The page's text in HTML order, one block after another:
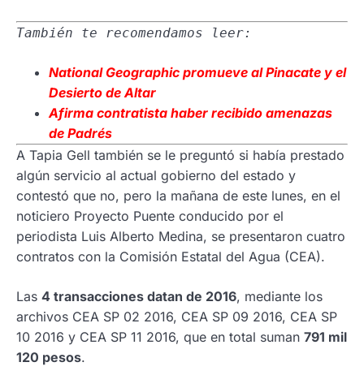
También te recomendamos leer:
National Geographic promueve al Pinacate y el
Desierto de Altar
Afirma contratista haber recibido amenazas
de Padrés
A Tapia Gell también se le preguntó si había prestado
algún servicio al actual gobierno del estado y
contestó que no, pero la mañana de este lunes, en el
noticiero Proyecto Puente conducido por el
periodista Luis Alberto Medina, se presentaron cuatro
contratos con la Comisión Estatal del Agua (CEA).
Las 4 transacciones datan de 2016, mediante los
archivos CEA SP 02 2016, CEA SP 09 2016, CEA SP
10 2016 y CEA SP 11 2016, que en total suman 791 mil
120 pesos.